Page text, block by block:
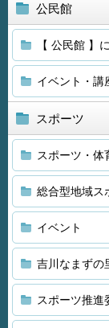
公民館
【 公民館 】
イベント・講
スポーツ
スポーツ・体
総合型地域ス
イベント
吉川なまずの
スポーツ推進